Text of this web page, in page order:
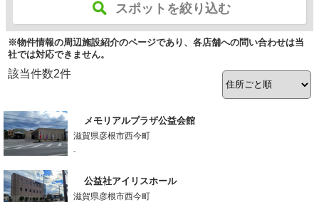
スポットを絞り込む
※物件情報の周辺施設紹介のページであり、各店舗への問い合わせは当
社では対応できません。
該当件数2件
メモリアルプラザ公益会館
滋賀県彦根市西今町
-
公益社アイリスホール
滋賀県彦根市西今町